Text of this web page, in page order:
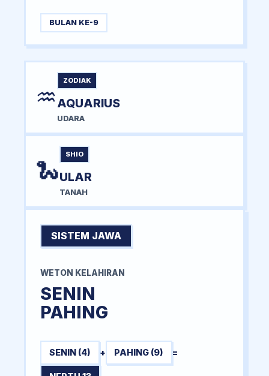
BULAN KE-9
♒
ZODIAK
AQUARIUS
UDARA
🐍
SHIO
ULAR
TANAH
SISTEM JAWA
WETON KELAHIRAN
SENIN
PAHING
SENIN (4) + PAHING (9) =